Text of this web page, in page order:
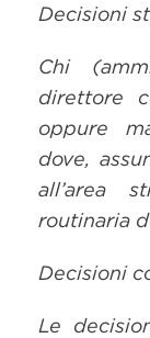
Decisioni
Chi
direttore
oppure
dove,
all’area
routinaria
Decisioni
Le